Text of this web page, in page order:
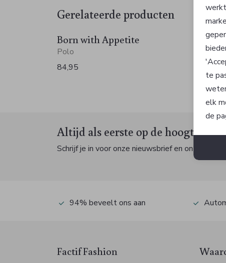
Gerelateerde producten
Born with Appetite
Polo
84,95
Polo
84,95
Altijd als eerste op de hoogte zijn?
Schrijf je in voor onze nieuwsbrief en ontvang
94% beveelt ons aan
Factif Fashion
te
elk
de